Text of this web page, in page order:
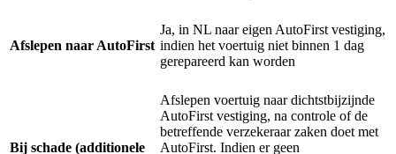
Afslepen naar AutoFirst
Ja, in NL naar eigen AutoFirst vestiging,
indien het voertuig niet binnen 1 dag
gerepareerd kan worden
Bij schade (additionele
Afslepen voertuig naar dichtstbijzijnde
AutoFirst vestiging, na controle of de
betreffende verzekeraar zaken doet met
AutoFirst. Indien er geen